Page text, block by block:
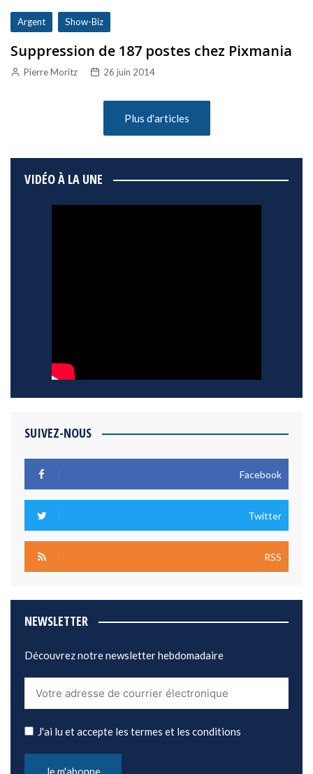
Argent Show-Biz
Suppression de 187 postes chez Pixmania
Pierre Moritz 26 juin 2014
Plus d'articles
VIDÉO À LA UNE
SUIVEZ-NOUS
Facebook
Twitter
RSS
NEWSLETTER
Découvrez notre newsletter hebdomadaire
J'ai lu et accepte les termes et les conditions